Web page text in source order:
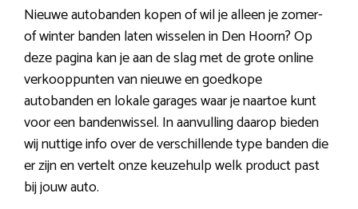
Nieuwe autobanden kopen of wil je alleen je zomer-
of winter banden laten wisselen in Den Hoorn? Op
deze pagina kan je aan de slag met de grote online
verkooppunten van nieuwe en goedkope
autobanden en lokale garages waar je naartoe kunt
voor een bandenwissel. In aanvulling daarop bieden
wij nuttige info over de verschillende type banden die
er zijn en vertelt onze keuzehulp welk product past
bij jouw auto.